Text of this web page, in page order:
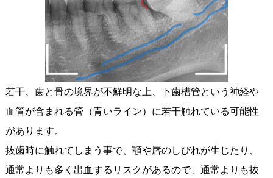
若干、歯と骨の境界が不鮮明な上、下歯槽管という神経や
血管が含まれる管（青いライン）に若干触れている可能性
があります。
抜歯時に触れてしまう事で、顎や唇のしびれが生じたり、
通常よりも多く出血するリスクがあるので、通常よりも抜